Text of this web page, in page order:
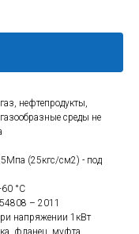
нефтепродукты,
среды не
(25кгс/см2) - под
°C
– 2011
напряжении 1кВт